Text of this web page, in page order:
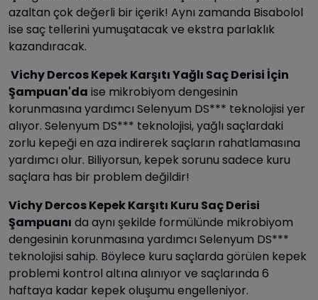
azaltan çok değerli bir içerik! Aynı zamanda Bisabolol
ise saç tellerini yumuşatacak ve ekstra parlaklık
kazandıracak.
Vichy Dercos Kepek Karşıtı Yağlı Saç Derisi İçin
Şampuan'da ise mikrobiyom dengesinin
korunmasına yardımcı Selenyum DS*** teknolojisi yer
alıyor. Selenyum DS*** teknolojisi, yağlı saçlardaki
zorlu kepeği en aza indirerek saçların rahatlamasına
yardımcı olur. Biliyorsun, kepek sorunu sadece kuru
saçlara has bir problem değildir!
Vichy Dercos Kepek Karşıtı Kuru Saç Derisi
Şampuanı da aynı şekilde formülünde mikrobiyom
dengesinin korunmasına yardımcı Selenyum DS***
teknolojisi sahip. Böylece kuru saçlarda görülen kepek
problemi kontrol altına alınıyor ve saçlarında 6
haftaya kadar kepek oluşumu engelleniyor.